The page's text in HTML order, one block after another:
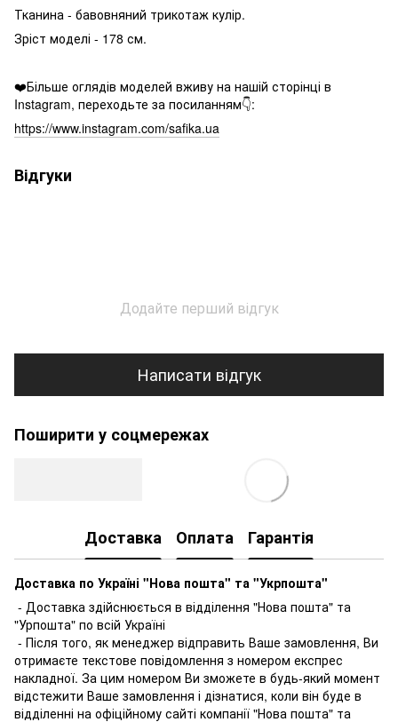
Тканина - бавовняний трикотаж кулір.
Зріст моделі - 178 см.
❤️Більше оглядів моделей вживу на нашій сторінці в
Instagram, переходьте за посиланням👇:
https://www.instagram.com/safika.ua
Відгуки
Додайте перший відгук
Написати відгук
Поширити у соцмережах
Доставка Оплата Гарантія
Доставка по Україні "Нова пошта" та "Укрпошта"
- Доставка здійснюється в відділення "Нова пошта" та
"Урпошта" по всій Україні
- Після того, як менеджер відправить Ваше замовлення, Ви
отримаєте текстове повідомлення з номером експрес
накладної. За цим номером Ви зможете в будь-який момент
відстежити Ваше замовлення і дізнатися, коли він буде в
відділенні на офіційному сайті компанії "Нова пошта" та